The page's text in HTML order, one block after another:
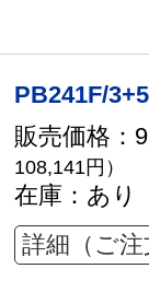
PB241F/
販売価格：
108,141円）
在庫：あり
詳細（ご